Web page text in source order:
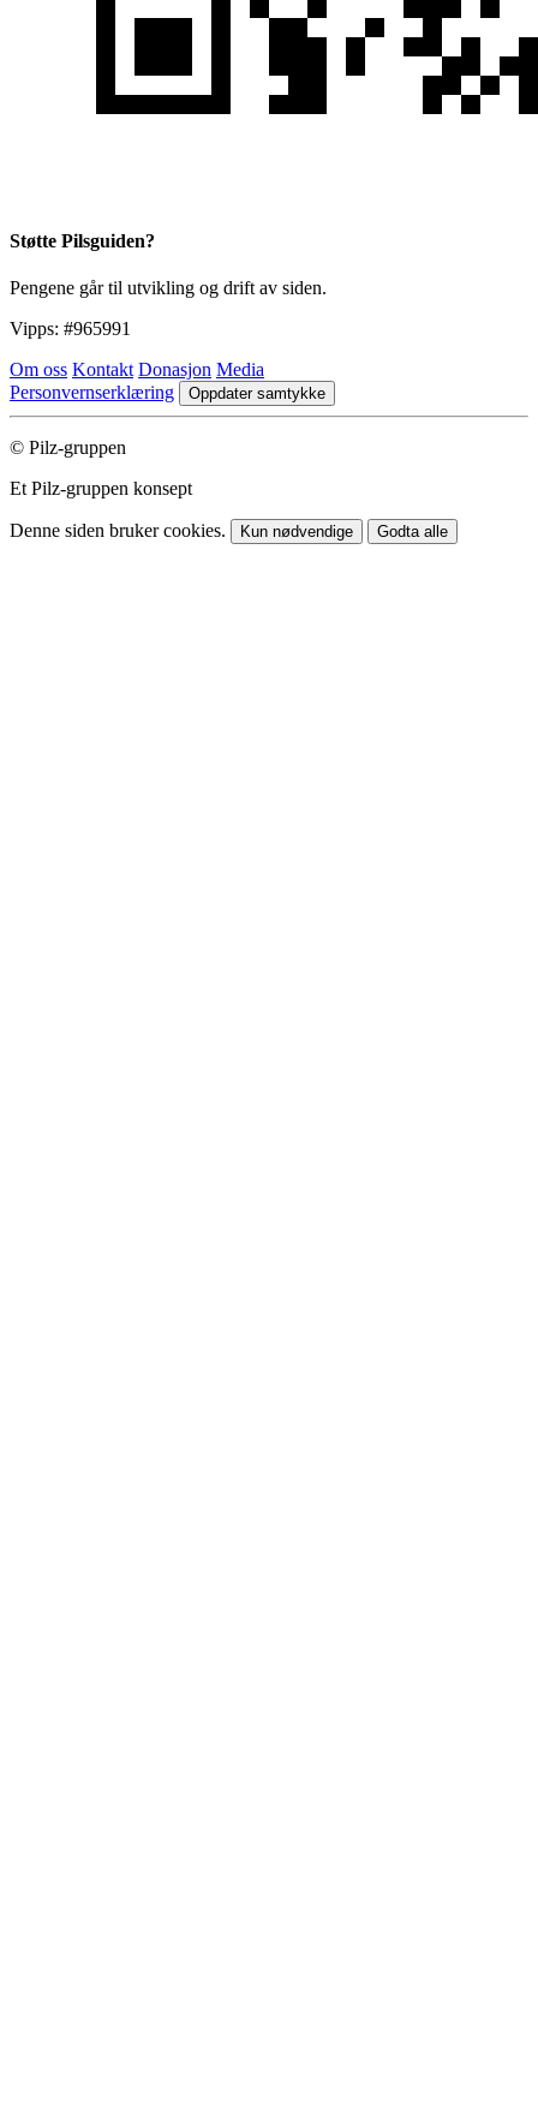
Støtte Pilsguiden?
Pengene går til utvikling og drift av siden.
Vipps: #965991
Om oss Kontakt Donasjon Media
Personvernserklæring
Oppdater samtykke
© Pilz-gruppen
Et Pilz-gruppen konsept
Denne siden bruker cookies. Kun nødvendige Godta alle